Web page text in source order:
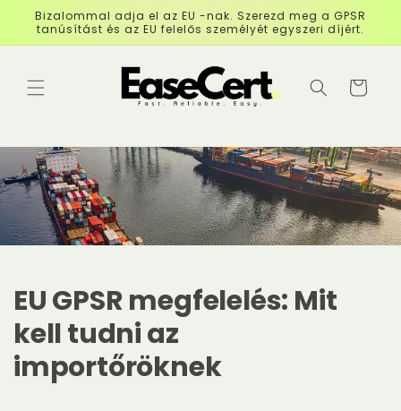
tartalmat
Bizalommal adja el az EU -nak. Szerezd meg a GPSR
tanúsítást és az EU felelős személyét egyszeri díjért.
Pénztár
EU GPSR megfelelés: Mit
kell tudni az
importőröknek